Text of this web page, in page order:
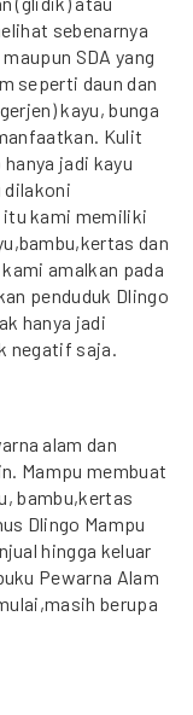
sebenarnya
SDA yang
seperti daun dan
kayu, bunga
Kulit
jadi kayu
dilakoni
itu kami memiliki
dan
amalkan pada
penduduk Dlingo
hanya jadi
negatif saja.
alam dan
Mampu membuat
bambu,kertas
Dlingo Mampu
hingga keluar
Pewarna Alam
berupa